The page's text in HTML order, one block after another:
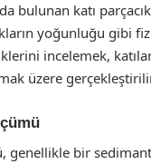
bulunan katı
yoğunluğu gibi
incelemek,
üzere
genellikle bir